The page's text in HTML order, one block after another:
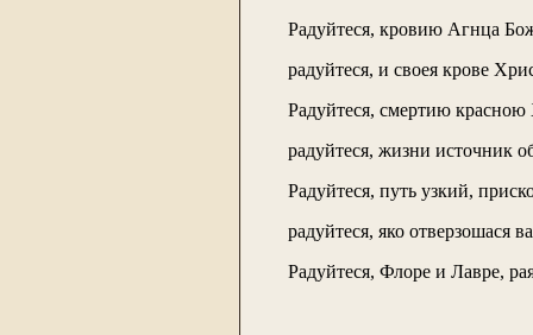
Радуйтеся, кровию Агнца
радуйтеся, и своея крове
Радуйтеся, смертию
радуйтеся, жизни источник
Радуйтеся, путь узкий,
радуйтеся, яко отверзошася
Радуйтеся, Флоре и Лавре,